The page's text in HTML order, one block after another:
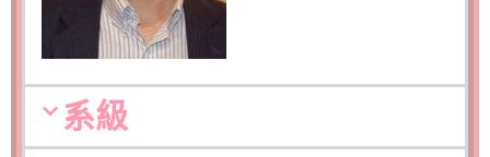
系級